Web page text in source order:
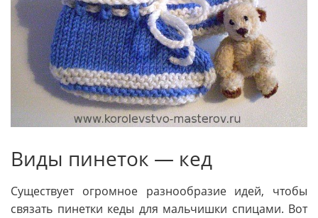
Виды пинеток — кед
Существует огромное разнообразие идей, чтобы
связать пинетки кеды для мальчишки спицами. Вот